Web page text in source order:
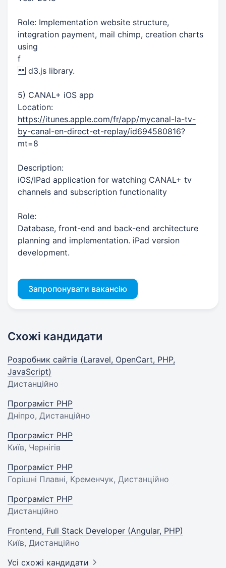
Role: Implementation website structure,
integration payment, mail chimp, creation charts
using
f
d3.js library.
5) CANAL+ iOS app
Location:
https://itunes.apple.com/fr/app/mycanal-la-tv-
by-canal-en-direct-et-replay/id694580816?
mt=8
Description:
iOS/IPad application for watching CANAL+ tv
channels and subscription functionality
Role:
Database, front-end and back-end architecture
planning and implementation. iPad version
development.
Запропонувати вакансію
Схожі кандидати
Розробник сайтів (Laravel, OpenCart, PHP,
JavaScript)
Дистанційно
Програміст PHP
Дніпро, Дистанційно
Програміст PHP
Київ, Чернігів
Програміст PHP
Горішні Плавні, Кременчук, Дистанційно
Програміст PHP
Дистанційно
Frontend, Full Stack Developer (Angular, PHP)
Київ, Дистанційно
Усі схожі кандидати